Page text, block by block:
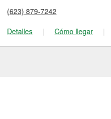
(623) 879-7242
Detalles
| Cómo llegar |